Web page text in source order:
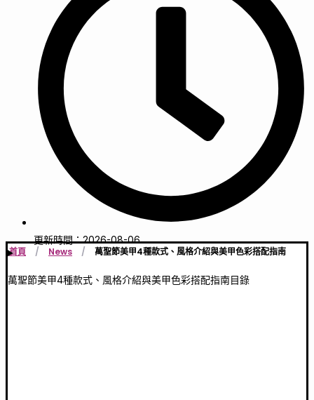
更新時間：2026-08-06
首頁
/ News / 萬聖節美甲4種款式、風格介紹與美甲色彩搭配指南
萬聖節美甲4種款式、風格介紹與美甲色彩搭配指南目錄